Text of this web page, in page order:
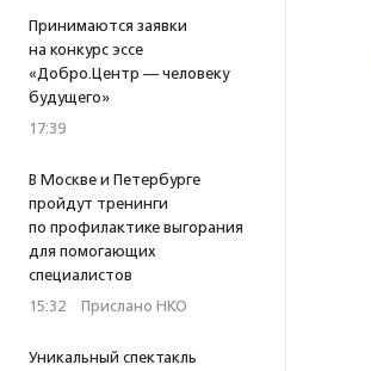
Принимаются заявки
на конкурс эссе
«Добро.Центр — человеку
будущего»
17:39
В Москве и Петербурге
пройдут тренинги
по профилактике выгорания
для помогающих
специалистов
15:32 · Прислано НКО
Уникальный спектакль